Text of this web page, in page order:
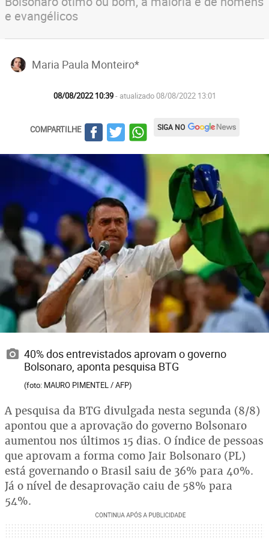
e evangélicos
Maria Paula Monteiro*
08/08/2022 10:39- atualizado 08/08/2022 13:01
COMPARTILHE SIGA NO
40% dos entrevistados aprovam o governo
Bolsonaro, aponta pesquisa BTG
(foto: MAURO PIMENTEL / AFP)
A pesquisa da BTG divulgada nesta segunda (8/8)
apontou que a aprovação do governo Bolsonaro
aumentou nos últimos 15 dias. O índice de pessoas
que aprovam a forma como Jair Bolsonaro (PL)
está governando o Brasil saiu de 36% para 40%.
Já o nível de desaprovação caiu de 58% para
54%.